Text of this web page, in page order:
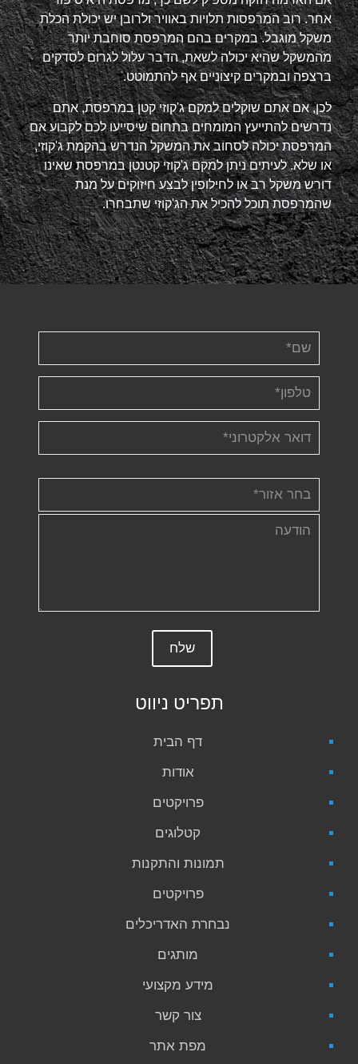
אחר. רוב המרפסות תלויות באוויר ולרובן יש יכולת הכלת
משקל מוגבל. במקרים בהם המרפסת סוחבת יותר
מהמשקל שהיא יכולה לשאת, הדבר עלול לגרום לסדקים
ברצפה ובמקרים קיצוניים אף להתמוטט.
לכן, אם אתם שוקלים למקם ג'קוזי קטן במרפסת, אתם
נדרשים להתייעץ המומחים בתחום שיסייעו לכם לקבוע אם
המרפסת יכולה לסחוב את המשקל הנדרש בהקמת ג'קוזי,
או שלא. לעיתים ניתן למקם ג'קוזי קטנטן במרפסת שאינו
דורש משקל רב או לחילופין לבצע חיזוקים על מנת
שהמרפסת תוכל להכיל את הג'קוזי שתבחרו.
תפריט ניווט
דף הבית
אודות
פרויקטים
קטלוגים
תמונות והתקנות
פרויקטים
נבחרת האדריכלים
מותגים
מידע מקצועי
צור קשר
מפת אתר